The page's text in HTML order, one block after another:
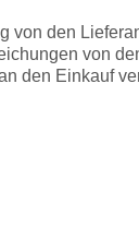
von den
von
den Einkauf